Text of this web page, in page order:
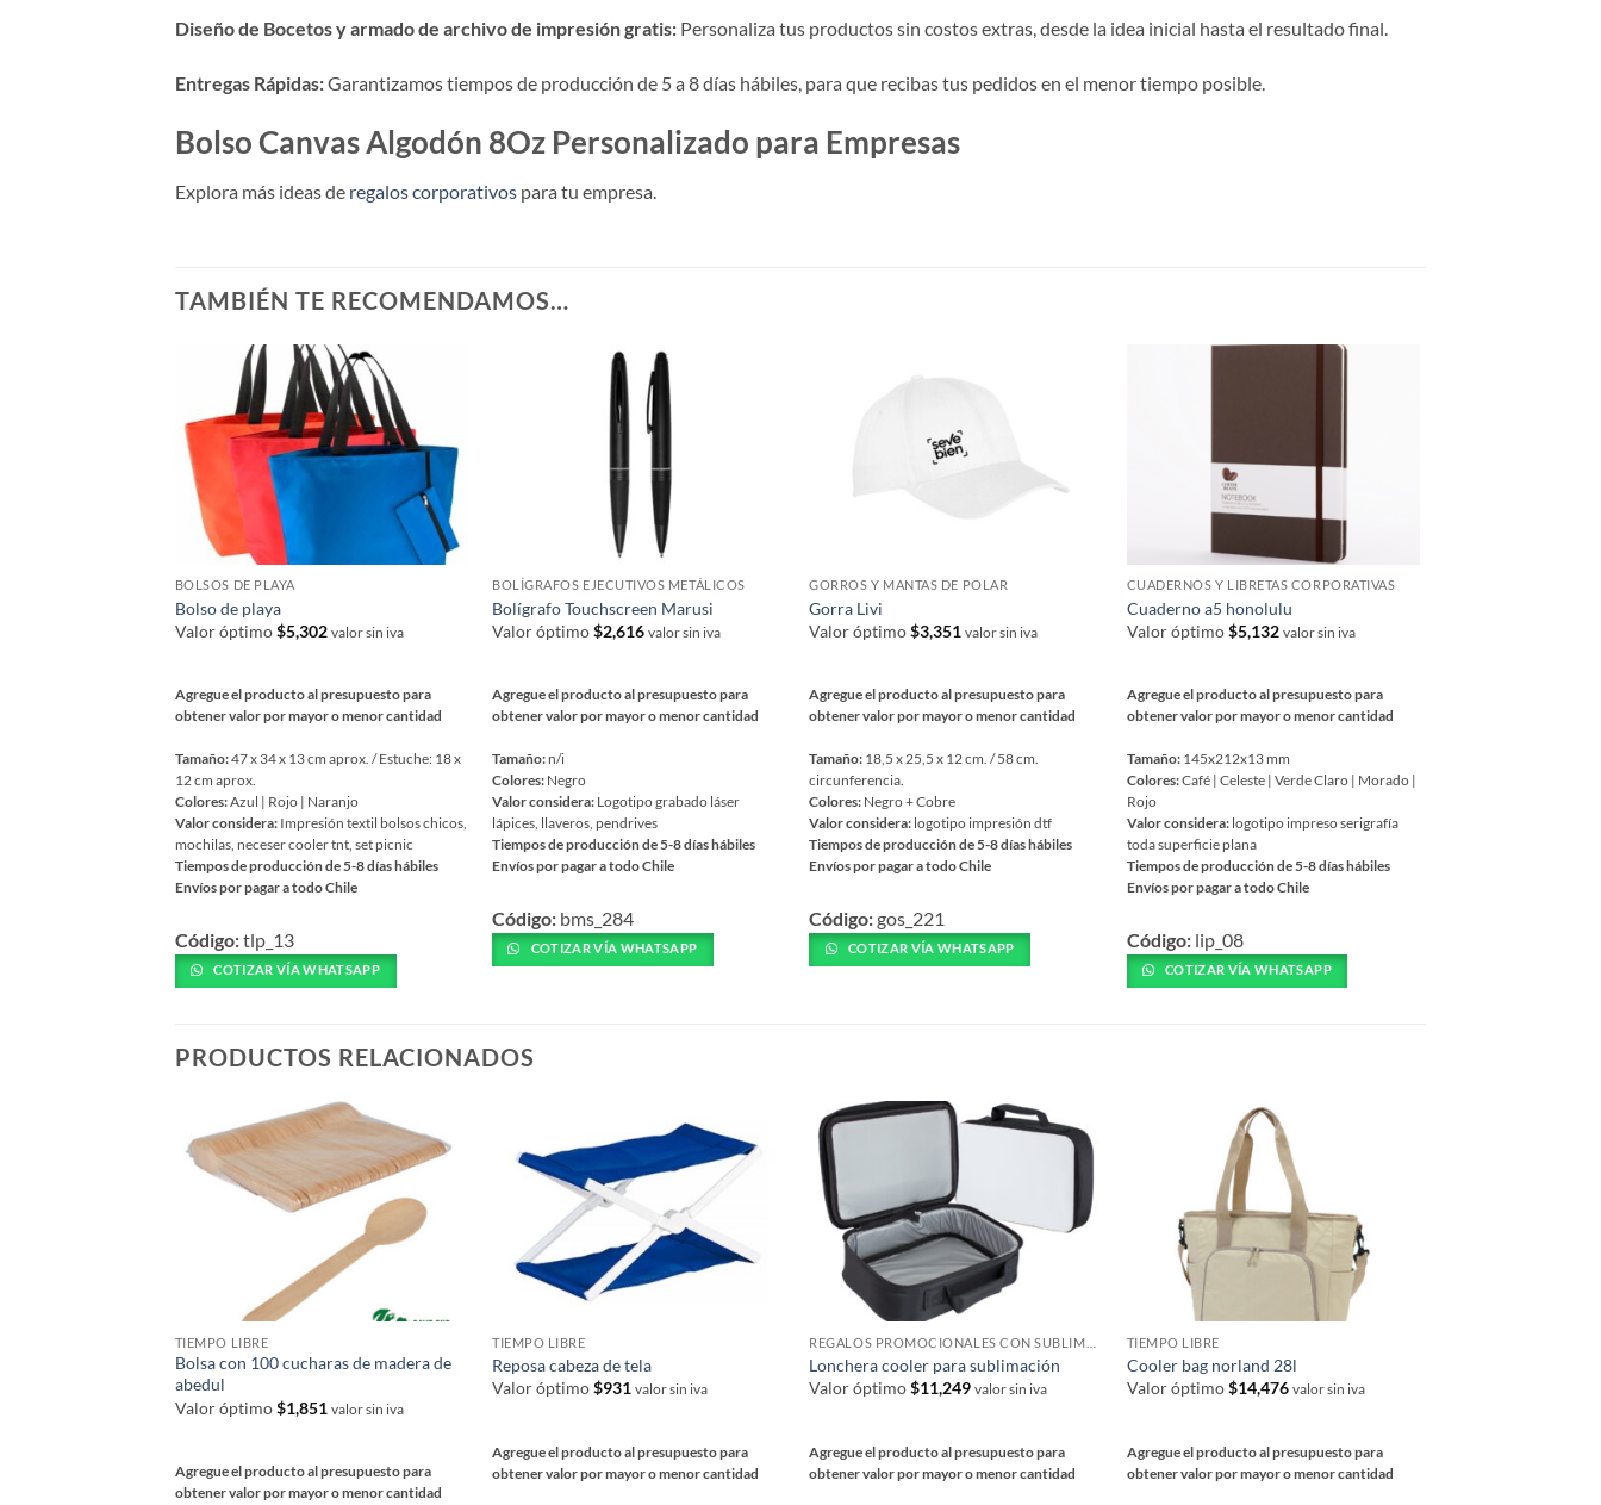
Diseño de Bocetos y armado de archivo de impresión gratis: Personaliza tus productos sin costos extras, desde la idea inicial hasta el resultado final.
Entregas Rápidas:Garantizamos tiempos de producción de 5 a 8 días hábiles, para que recibas tus pedidos en el menor tiempo posible.
Bolso Canvas Algodón 8Oz Personalizado para Empresas
Explora más ideas de regalos corporativos para tu empresa.
TAMBIÉN TE RECOMENDAMOS…
BOLSOS DE PLAYA
Bolso de playa
Valor óptimo$5,302 valor sin iva
Agregue el producto al presupuesto para
obtener valor por mayor o menor cantidad
Tamaño:47 x 34 x 13 cm aprox. / Estuche: 18 x
12 cm aprox.
Colores:Azul | Rojo | Naranjo
Valor considera: Impresión textil bolsos chicos,
mochilas, neceser cooler tnt, set picnic
Tiempos de producción de 5-8 días hábiles
Envíos por pagar a todo Chile
producto
tiene
Las
pueden
elegir
Código:tlp_13
COTIZAR VÍA WHATSAPP
BOLÍGRAFOS EJECUTIVOS METÁLICOS
Bolígrafo Touchscreen Marusi
Valor óptimo$2,616 valor sin iva
Agregue el producto al presupuesto para
obtener valor por mayor o menor cantidad
Tamaño: n/i
Colores: Negro
Valor considera: Logotipo grabado láser
lápices, llaveros, pendrives
Tiempos de producción de 5-8 días hábiles
Envíos por pagar a todo Chile
producto
tiene
opciones
producto
Código: bms_284
COTIZAR VÍA WHATSAPP
GORROS Y MANTAS DE POLAR
Gorra Livi
Valor óptimo$3,351 valor sin iva
Agregue el producto al presupuesto para
obtener valor por mayor o menor cantidad
Tamaño: 18,5 x 25,5 x 12 cm. / 58 cm.
circunferencia.
Colores: Negro + Cobre
Valor considera: logotipo impresión dtf
Tiempos de producción de 5-8 días hábiles
Envíos por pagar a todo Chile
producto
tiene
pueden
elegir
en
página
producto
Código:gos_221
COTIZAR VÍA WHATSAPP
CUADERNOS Y LIBRETAS CORPORATIVAS
Cuaderno a5 honolulu
Valor óptimo$5,132 valor sin iva
Agregue el producto al presupuesto para
obtener valor por mayor o menor cantidad
Tamaño: 145x212x13 mm
Colores:Café | Celeste | Verde Claro | Morado |
Rojo
Valor considera: logotipo impreso serigrafía
toda superficie plana
Tiempos de producción de 5-8 días hábiles
Envíos por pagar a todo Chile
producto
tiene
producto
Código: lip_08
COTIZAR VÍA WHATSAPP
PRODUCTOS RELACIONADOS
TIEMPO LIBRE
Bolsa con 100 cucharas de madera de
abedul
Valor óptimo$1,851 valor sin iva
Agregue el producto al presupuesto para
obtener valor por mayor o menor cantidad
TIEMPO LIBRE
Reposa cabeza de tela
Valor óptimo$931 valor sin iva
Agregue el producto al presupuesto para
obtener valor por mayor o menor cantidad
Lonchera cooler para sublimación
Valor óptimo$11,249 valor sin iva
Agregue el producto al presupuesto para
obtener valor por mayor o menor cantidad
TIEMPO LIBRE
Cooler bag norland 28l
Valor óptimo$14,476 valor sin iva
Agregue el producto al presupuesto para
obtener valor por mayor o menor cantidad